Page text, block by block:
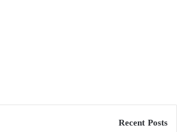
Recent Posts